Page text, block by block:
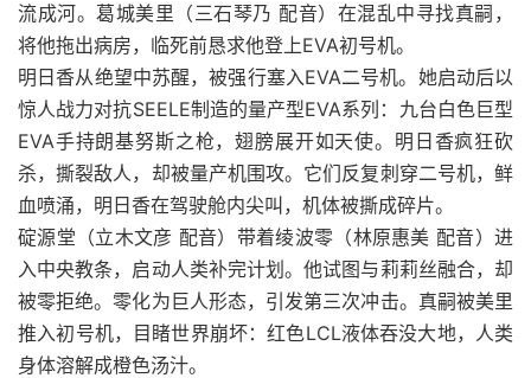
流成河。葛城美里（三石琴乃 配音）在混乱中寻找真嗣，
将他拖出病房，临死前恳求他登上EVA初号机。
明日香从绝望中苏醒，被强行塞入EVA二号机。她启动后以
惊人战力对抗SEELE制造的量产型EVA系列：九台白色巨型
EVA手持朗基努斯之枪，翅膀展开如天使。明日香疯狂砍
杀，撕裂敌人，却被量产机围攻。它们反复刺穿二号机，鲜
血喷涌，明日香在驾驶舱内尖叫，机体被撕成碎片。
碇源堂（立木文彦 配音）带着绫波零（林原惠美 配音）进
入中央教条，启动人类补完计划。他试图与莉莉丝融合，却
被零拒绝。零化为巨人形态，引发第三次冲击。真嗣被美里
推入初号机，目睹世界崩坏：红色LCL液体吞没大地，人类
身体溶解成橙色汤汁。